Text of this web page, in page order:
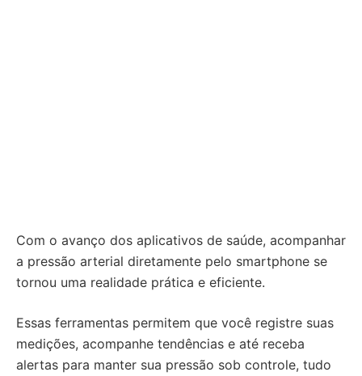
Com o avanço dos aplicativos de saúde, acompanhar
a pressão arterial diretamente pelo smartphone se
tornou uma realidade prática e eficiente.
Essas ferramentas permitem que você registre suas
medições, acompanhe tendências e até receba
alertas para manter sua pressão sob controle, tudo